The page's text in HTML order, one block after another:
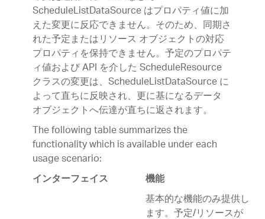
ScheduleListDataSource はプロパティ値に加
えた変更に反応できません。そのため、同期さ
れた予定またはリソース オブジェクトの対応
プロパティを保持できません。予定のプロパテ
ィ値および API を介した ScheduleResource
クラスの変更は、ScheduleListDataSource に
よって直ちに反映され、更に基になるデータ
オブジェクトへ伝達が直ちに返されます。
The following table summarizes the
functionality which is available under each
usage scenario:
インターフェイス 機能
基本的な機能のみ提供し
ます。予定/リソースが